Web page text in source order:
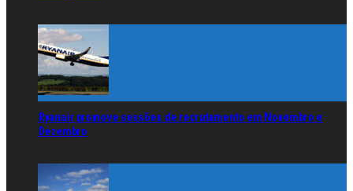
Ryanair promove sessões de recrutamento em Novembro e
Dezembro